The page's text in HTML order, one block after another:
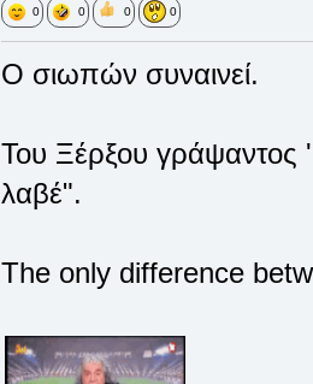
0 0 0 0
Ο σιωπών συναινεί.
Του Ξέρξου
λαβέ".
The only difference